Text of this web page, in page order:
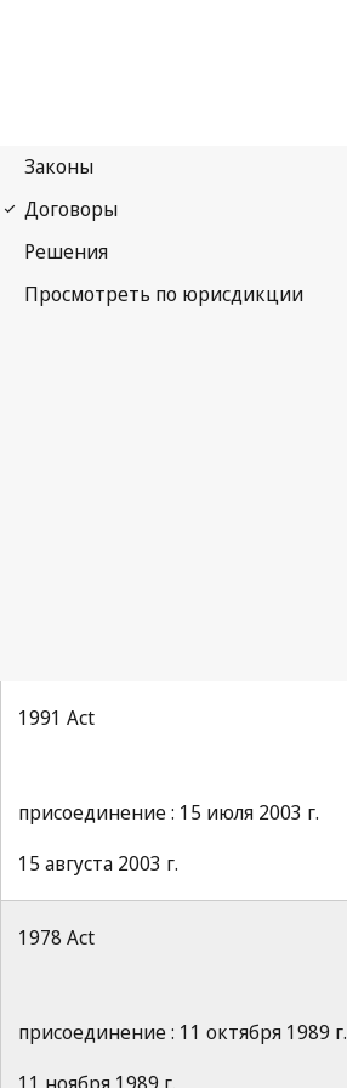
1991 Act
присоединение : 15 июля 2003 г.
15 августа 2003 г.
1978 Act
присоединение : 11 октября 1989 г.